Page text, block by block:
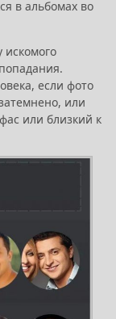
в альбомах во
если фото
или
или близкий к